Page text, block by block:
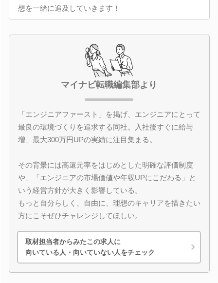
想を一緒に追及していきます！
マイナビ転職編集部より
「エンジニアファースト」を掲げ、エンジニアにとって
最良の環境づくりを追求する同社。入社後すぐに給与
増、最大300万円UPの実績に注目集まる。
その背景には高還元率をはじめとした明確な評価制度
や、「エンジニアの市場価値や年収UPにこだわる」と
いう経営方針が大きく影響している。
もっと自分らしく、自由に、理想のキャリアを描きたい
方にこそぜひチャレンジしてほしい。
取材担当者からみたこの求人に
向いている人・向いていない人をチェック